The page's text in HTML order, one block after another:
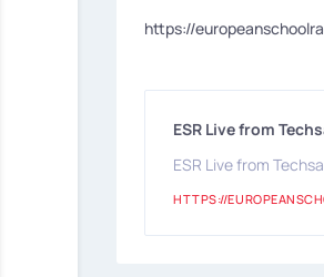
https://
ESR Live from
ESR Live from
HTTPS://